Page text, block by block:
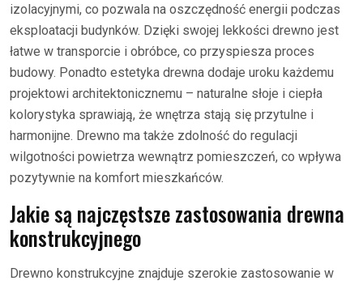
izolacyjnymi, co pozwala na oszczędność energii podczas
eksploatacji budynków. Dzięki swojej lekkości drewno jest
łatwe w transporcie i obróbce, co przyspiesza proces
budowy. Ponadto estetyka drewna dodaje uroku każdemu
projektowi architektonicznemu – naturalne słoje i ciepła
kolorystyka sprawiają, że wnętrza stają się przytulne i
harmonijne. Drewno ma także zdolność do regulacji
wilgotności powietrza wewnątrz pomieszczeń, co wpływa
pozytywnie na komfort mieszkańców.
Jakie są najczęstsze zastosowania drewna
konstrukcyjnego
Drewno konstrukcyjne znajduje szerokie zastosowanie w